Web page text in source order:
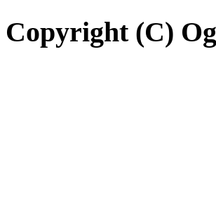
Copyright (C)